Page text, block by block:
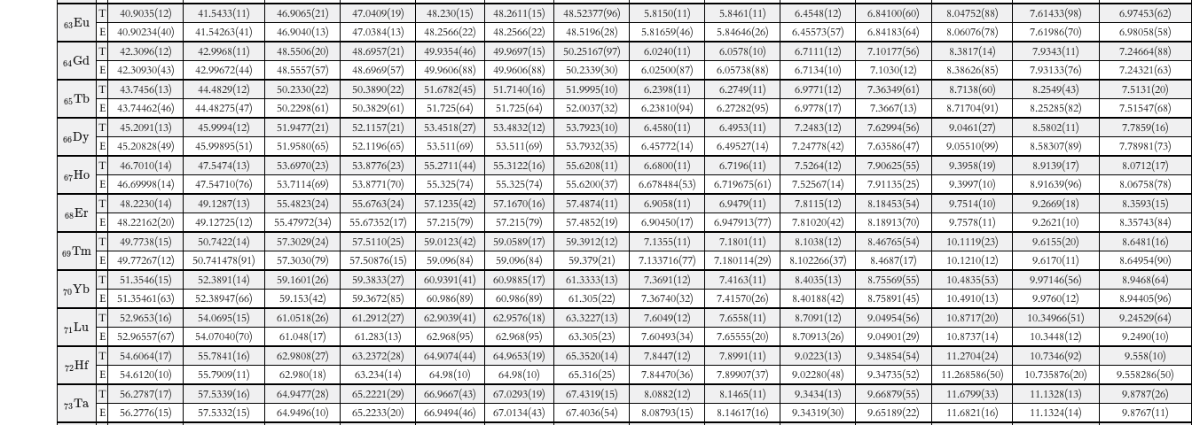
63Eu
T 40.9035(12) 41.5433(11) 46.9065(21) 47.0409(19) 48.230(15) 48.2611(15) 48.52377(96) 5.8150(11) 5.8461(11) 6.4548(12) 6.84100(60) 8.04752(88) 7.61433(98)
6.97453(62)
E
40.90234(40) 41.54263(41) 46.9040(13) 47.0384(13) 48.2566(22) 48.2566(22) 48.5196(28) 5.81659(46) 5.84646(26) 6.45573(57) 6.84183(64) 8.06076(78) 7.61986(70) 6.98058(58)
64Gd
T 42.3096(12) 42.9968(11) 48.5506(20) 48.6957(21) 49.9354(46) 49.9697(15) 50.25167(97) 6.0240(11) 6.0578(10) 6.7111(12) 7.10177(56) 8.3817(14) 7.9343(11)
7.24664(88)
E
42.30930(43) 42.99672(44) 48.5557(57) 48.6969(57) 49.9606(88) 49.9606(88) 50.2339(30) 6.02500(87) 6.05738(88) 6.7134(10) 7.1030(12) 8.38626(85) 7.93133(76) 7.24321(63)
65Tb
T 43.7456(13) 44.4829(12) 50.2330(22) 50.3890(22) 51.6782(45) 51.7140(16) 51.9995(10) 6.2398(11) 6.2749(11) 6.9771(12) 7.36349(61) 8.7138(60) 8.2549(43)
7.5131(20)
E
43.74462(46) 44.48275(47) 50.2298(61) 50.3829(61) 51.725(64) 51.725(64) 52.0037(32) 6.23810(94) 6.27282(95) 6.9778(17) 7.3667(13) 8.71704(91) 8.25285(82) 7.51547(68)
66Dy
T 45.2091(13) 45.9994(12) 51.9477(21) 52.1157(21) 53.4518(27) 53.4832(12) 53.7923(10) 6.4580(11) 6.4953(11) 7.2483(12) 7.62994(56) 9.0461(27) 8.5802(11)
7.7859(16)
E
45.20828(49) 45.99895(51) 51.9580(65) 52.1196(65) 53.511(69) 53.511(69) 53.7932(35) 6.45772(14) 6.49527(14) 7.24778(42) 7.63586(47) 9.05510(99) 8.58307(89) 7.78981(73)
67Ho
T 46.7010(14) 47.5474(13) 53.6970(23) 53.8776(23) 55.2711(44) 55.3122(16) 55.6208(11) 6.6800(11) 6.7196(11) 7.5264(12) 7.90625(55) 9.3958(19) 8.9139(17)
8.0712(17)
E
46.69998(14) 47.54710(76) 53.7114(69) 53.8771(70) 55.325(74) 55.325(74) 55.6200(37) 6.678484(53) 6.719675(61) 7.52567(14) 7.91135(25) 9.3997(10) 8.91639(96) 8.06758(78)
68Er
T 48.2230(14) 49.1287(13) 55.4823(24) 55.6763(24) 57.1235(42) 57.1670(16) 57.4874(11) 6.9058(11) 6.9479(11) 7.8115(12) 8.18453(54) 9.7514(10) 9.2669(18)
8.3593(15)
E
48.22162(20) 49.12725(12) 55.47972(34) 55.67352(17) 57.215(79) 57.215(79) 57.4852(19) 6.90450(17) 6.947913(77) 7.81020(42) 8.18913(70) 9.7578(11) 9.2621(10) 8.35743(84)
69Tm
T 49.7738(15) 50.7422(14) 57.3029(24) 57.5110(25) 59.0123(42) 59.0589(17) 59.3912(12) 7.1355(11) 7.1801(11) 8.1038(12) 8.46765(54) 10.1119(23) 9.6155(20)
8.6481(16)
E
49.77267(12) 50.741478(91) 57.3030(79) 57.50876(15) 59.096(84) 59.096(84) 59.379(21) 7.133716(77) 7.180114(29) 8.102266(37) 8.4687(17) 10.1210(12) 9.6170(11) 8.64954(90)
70Yb
T 51.3546(15) 52.3891(14) 59.1601(26) 59.3833(27) 60.9391(41) 60.9885(17) 61.3333(13) 7.3691(12) 7.4163(11) 8.4035(13) 8.75569(55) 10.4835(53) 9.97146(56)
8.9468(64)
E
51.35461(63) 52.38947(66) 59.153(42) 59.3672(85) 60.986(89) 60.986(89) 61.305(22) 7.36740(32) 7.41570(26) 8.40188(42) 8.75891(45) 10.4910(13) 9.9760(12) 8.94405(96)
71Lu
T 52.9653(16) 54.0695(15) 61.0518(26) 61.2912(27) 62.9039(41) 62.9576(18) 63.3227(13) 7.6049(12) 7.6558(11) 8.7091(12) 9.04954(56) 10.8717(20) 10.34966(51)
9.24529(64)
E
52.96557(67) 54.07040(70) 61.048(17) 61.283(13) 62.968(95) 62.968(95) 63.305(23) 7.60493(34) 7.65555(20) 8.70913(26) 9.04901(29) 10.8737(14) 10.3448(12) 9.2490(10)
72Hf
T 54.6064(17) 55.7841(16) 62.9808(27) 63.2372(28) 64.9074(44) 64.9653(19) 65.3520(14) 7.8447(12) 7.8991(11) 9.0223(13) 9.34854(54) 11.2704(24) 10.7346(92)
9.558(10)
E
54.6120(10) 55.7909(11) 62.980(18) 63.234(14) 64.98(10) 64.98(10) 65.316(25) 7.84470(36) 7.89907(37) 9.02280(48) 9.34735(52) 11.268586(50) 10.735876(20) 9.558286(50)
73Ta
T 56.2787(17) 57.5339(16) 64.9477(28) 65.2221(29) 66.9667(43) 67.0293(19) 67.4319(15) 8.0882(12) 8.1465(11) 9.3434(13) 9.66879(55) 11.6799(33) 11.1328(13)
9.8787(26)
E
56.2776(15) 57.5332(15) 64.9496(10) 65.2233(20) 66.9494(46) 67.0134(43) 67.4036(54) 8.08793(15) 8.14617(16) 9.34319(30) 9.65189(22) 11.6821(16) 11.1324(14)
9.8767(11)